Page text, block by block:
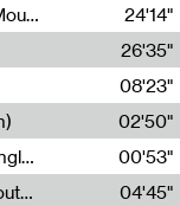
Mama Counda, l'esprit du puits - Pierrick Mouton
24'14"
26'35"
08'23"
02'50"
Dans la nuit les nuages - Théo Robine-Langlois
00'53"
Bathi Diabaye - Tambacounda (Pierrick Mouton)
04'45"